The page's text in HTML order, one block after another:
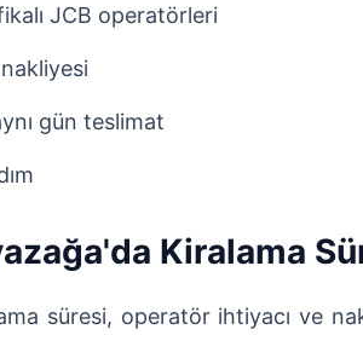
JCB operatörleri
gün teslimat
Kiralama
süresi, operatör ihtiyacı ve